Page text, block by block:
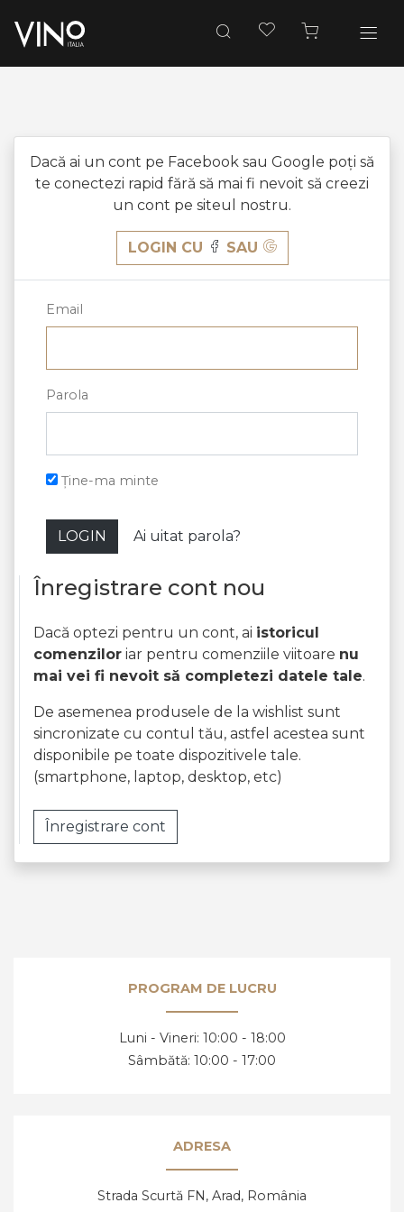
Dacă ai un cont pe Facebook sau Google poți să
te conectezi rapid fără să mai fi nevoit să creezi
un cont pe siteul nostru.
LOGIN CU SAU
Email
Parola
Ține-ma minte
LOGIN Ai uitat parola?
Înregistrare cont nou
Dacă optezi pentru un cont, ai istoricul
comenzilor iar pentru comenziile viitoare nu
mai vei fi nevoit să completezi datele tale.
De asemenea produsele de la wishlist sunt
sincronizate cu contul tău, astfel acestea sunt
disponibile pe toate dispozitivele tale.
(smartphone, laptop, desktop, etc)
Înregistrare cont
PROGRAM DE LUCRU
Luni - Vineri: 10:00 - 18:00
Sâmbătă: 10:00 - 17:00
ADRESA
Strada Scurtă FN, Arad, România